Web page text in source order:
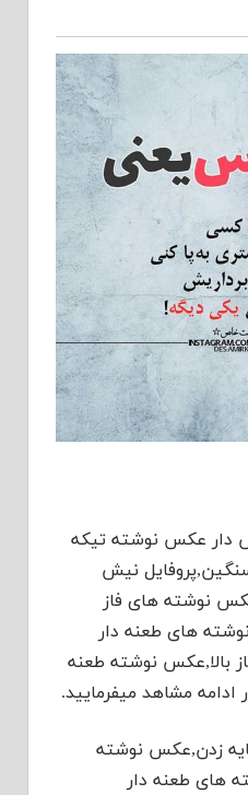
دار عکس نوشته تیکه
نیش
نوشته های فاز
های طعنه دار
بالا,عکس نوشته طعنه
ادامه مشاهد میفرمایید.
زدن,عکس نوشته
های طعنه دار